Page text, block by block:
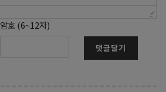
암호 (6~12자)
댓글달기